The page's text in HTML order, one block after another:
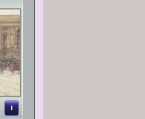
i